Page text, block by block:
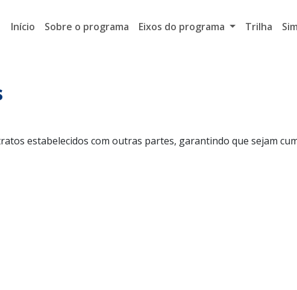
Início Sobre o programa Eixos do programa Trilha
estabelecidos com outras partes, garantindo que sejam